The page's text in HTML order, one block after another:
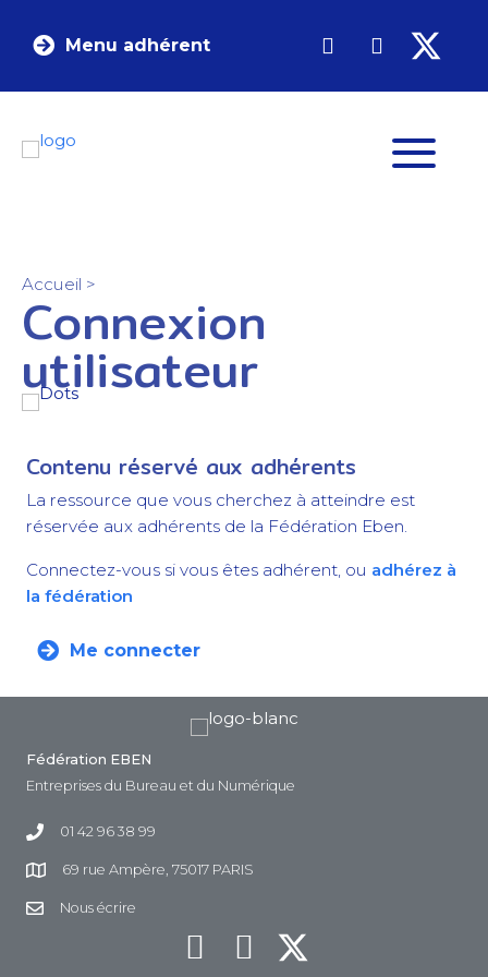
Menu adhérent
Accueil >
Connexion
utilisateur
Contenu réservé aux adhérents
La ressource que vous cherchez à atteindre est
réservée aux adhérents de la Fédération Eben.
Connectez-vous si vous êtes adhérent, ou adhérez à
la fédération
Me connecter
Fédération EBEN
Entreprises du Bureau et du Numérique
01 42 96 38 99
69 rue Ampère, 75017 PARIS
Nous écrire